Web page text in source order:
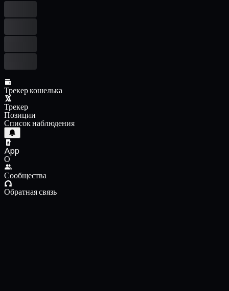
Трекер кошелька
Трекер
Позиции
Список наблюдения
App
О
Сообщества
Обратная связь